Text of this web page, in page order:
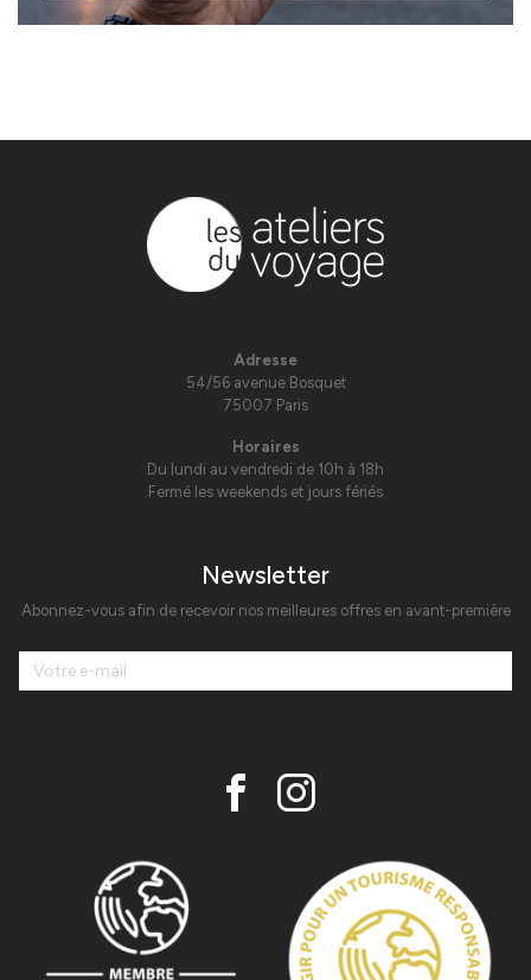
Adresse
54/56 avenue Bosquet
75007 Paris
Horaires
Du lundi au vendredi de 10h à 18h
Fermé les weekends et jours fériés
Newsletter
Abonnez-vous afin de recevoir nos meilleures offres en avant-première